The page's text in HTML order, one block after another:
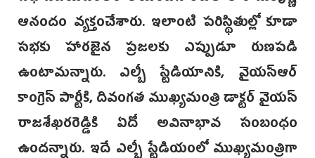
ఆనందం వ్యక్తంచేశారు. ఇలాంటి పరిస్థితుల్లో కూడా
సభకు హారజైన ప్రజలకు ఎప్పుడూ రుణపడి
ఉంటామన్నారు. ఎల్బీ స్టేడియానికి, వైయస్ఆర్‌
కాంగ్రెస్‌ పార్టీకి, దివంగత ‌ముఖ్యమంత్రి డాక్టర్‌ వైయస్
రాజశేఖరరెడ్డికి ఏదో అవినాభావ సంబంధం
ఉందన్నారు. ఇదే ఎల్బీ స్టేడియంలో ముఖ్యమంత్రిగా